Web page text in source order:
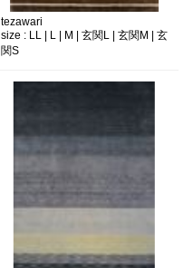
tezawari
size : LL | L | M | 玄関L | 玄関M | 玄
関S